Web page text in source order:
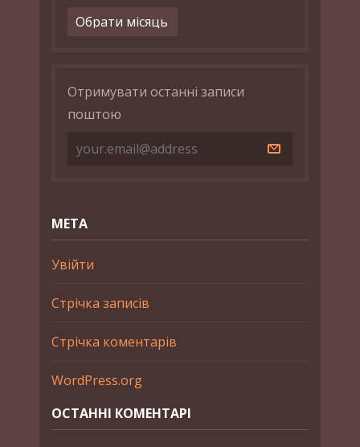
Архіви
Отримувати останні записи
поштою
МЕТА
Увійти
Стрічка записів
Стрічка коментарів
WordPress.org
ОСТАННІ КОМЕНТАРІ